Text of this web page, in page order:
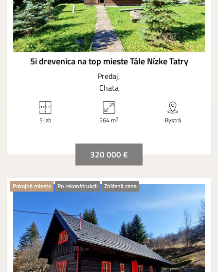
5i drevenica na top mieste Tále Nízke Tatry
Predaj
Chata
5 izb 564 m2 Bystrá
320 000 €
Pokojné miesto Po rekonštrukcii Znížená cena